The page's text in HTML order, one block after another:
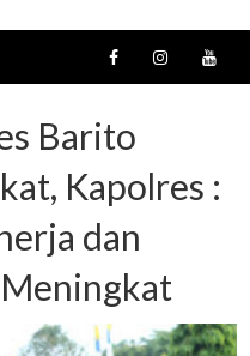
Barito
Kapolres :
dan